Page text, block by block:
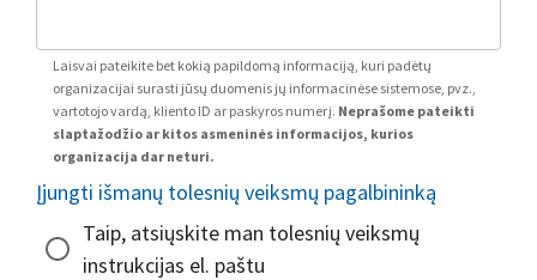
Laisvai pateikite bet kokią papildomą informaciją, kuri padėtų
organizacijai surasti jūsų duomenis jų informacinėse sistemose, pvz.,
vartotojo vardą, kliento ID ar paskyros numerį. Neprašome pateikti
slaptažodžio ar kitos asmeninės informacijos, kurios
organizacija dar neturi.
Įjungti išmanų tolesnių veiksmų pagalbininką
Taip, atsiųskite man tolesnių veiksmų
instrukcijas el. paštu